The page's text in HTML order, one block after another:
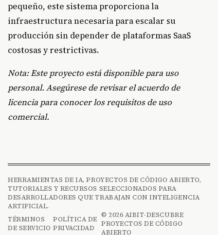
pequeño, este sistema proporciona la
infraestructura necesaria para escalar su
producción sin depender de plataformas SaaS
costosas y restrictivas.
Nota: Este proyecto está disponible para uso
personal. Asegúrese de revisar el acuerdo de
licencia para conocer los requisitos de uso
comercial.
HERRAMIENTAS DE IA, PROYECTOS DE CÓDIGO ABIERTO,
TUTORIALES Y RECURSOS SELECCIONADOS PARA
DESARROLLADORES QUE TRABAJAN CON INTELIGENCIA
ARTIFICIAL.
TÉRMINOS
DE SERVICIO
POLÍTICA DE
PRIVACIDAD
© 2026 AIBIT-DESCUBRE
PROYECTOS DE CÓDIGO
ABIERTO